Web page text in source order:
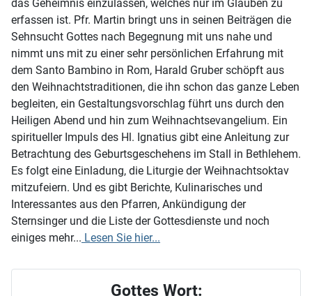
das Geheimnis einzulassen, welches nur im Glauben zu
erfassen ist. Pfr. Martin bringt uns in seinen Beiträgen die
Sehnsucht Gottes nach Begegnung mit uns nahe und
nimmt uns mit zu einer sehr persönlichen Erfahrung mit
dem Santo Bambino in Rom, Harald Gruber schöpft aus
den Weihnachtstraditionen, die ihn schon das ganze Leben
begleiten, ein Gestaltungsvorschlag führt uns durch den
Heiligen Abend und hin zum Weihnachtsevangelium. Ein
spiritueller Impuls des Hl. Ignatius gibt eine Anleitung zur
Betrachtung des Geburtsgeschehens im Stall in Bethlehem.
Es folgt eine Einladung, die Liturgie der Weihnachtsoktav
mitzufeiern. Und es gibt Berichte, Kulinarisches und
Interessantes aus den Pfarren, Ankündigung der
Sternsinger und die Liste der Gottesdienste und noch
einiges mehr... Lesen Sie hier...
Gottes Wort: